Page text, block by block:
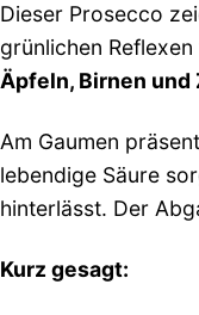
Dieser Prosecco
grünlichen
Äpfeln, Birnen
Am Gaumen
lebendige Säure
hinterlässt. Der
Kurz gesagt: